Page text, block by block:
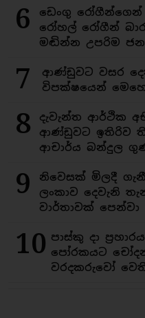
6
ඩෙංගු
රෝහල් රෝගීන්
මඬින්න උපරිම
7
ආණ්ඩුවට වසර
විපක්ෂයෙන්
8
දැවැන්ත ආර්ථික
ආණ්ඩුවට ඉතිරිව
ආචාර්ය බන්දුල
9
නිවෙසක් මිලදී
ලංකාව දෙවැනි
වාර්තාවක් පෙන්වා
10 පාස්කු දා
පෝරකයට
වරදකරුවෝ